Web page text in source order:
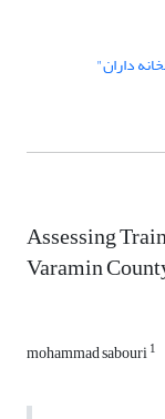
داران"
Assessing
Varamin
mohammad sabouri1